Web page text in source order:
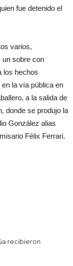
fue detenido el
varios,
un sobre con
los hechos
la vía pública en
a la salida de
donde se produjo la
González alias
Félix Ferrari.
recibieron